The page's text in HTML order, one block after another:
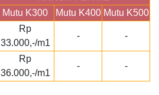
Mutu K300
Mutu K400 Mutu K500
Rp
33.000,-/m1
- -
Rp
36.000,-/m1
- -